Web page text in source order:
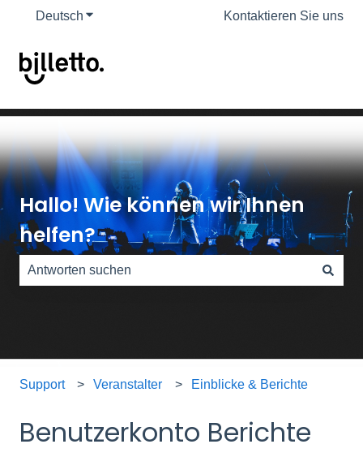
Deutsch Untermenü für Übersetzungen anzeigen
Kontaktieren Sie uns
Hallo! Wie können wir Ihnen
helfen?
Support Veranstalter Einblicke & Berichte
Benutzerkonto Berichte